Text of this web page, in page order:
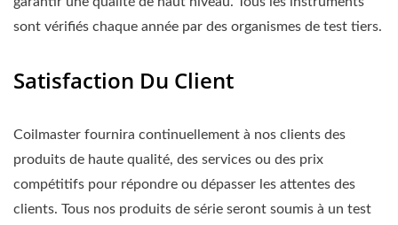
sont vérifiés chaque année par des organismes de test tiers.
Satisfaction Du Client
Coilmaster fournira continuellement à nos clients des
produits de haute qualité, des services ou des prix
compétitifs pour répondre ou dépasser les attentes des
clients. Tous nos produits de série seront soumis à un test